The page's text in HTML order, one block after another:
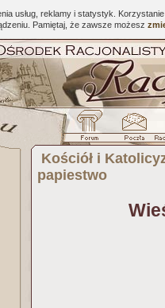
usług, reklamy i statystyk.
Pamiętaj, że zawsze możesz
Kościół i
papiestwo